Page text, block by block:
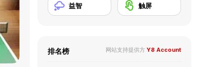
益智 触屏
排名榜 网站支持提供方 Y8 Account